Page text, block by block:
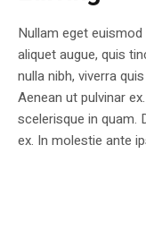
Nullam eget
aliquet augue, quis
nulla nibh, viverra
Aenean ut pulvinar
scelerisque in quam.
ex. In molestie ante